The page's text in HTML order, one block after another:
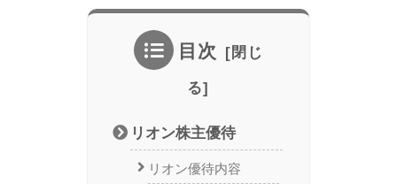
目次
リオン株主優待
リオン優待内容